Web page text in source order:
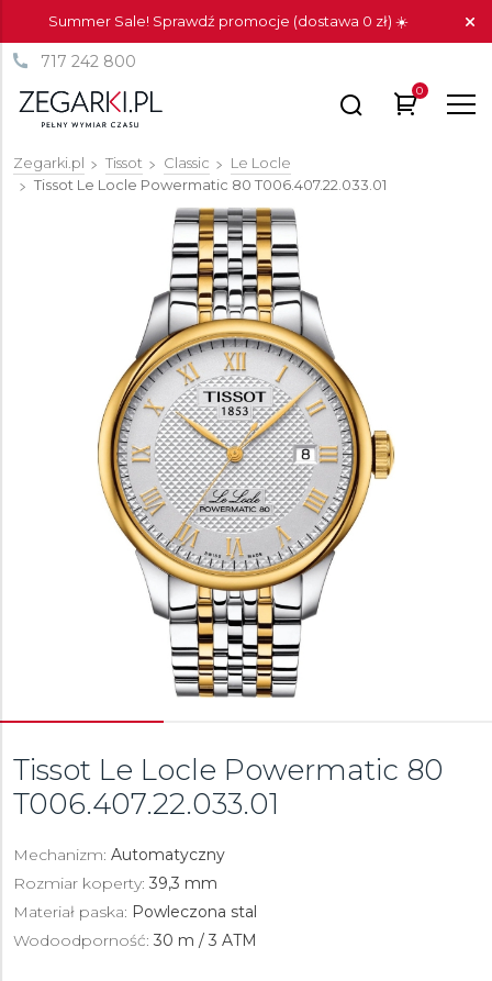
Summer Sale! Sprawdź promocje (dostawa 0 zł) ☀️
717 242 800
0
Zegarki.pl Tissot Classic
Le Locle
Tissot Le Locle Powermatic 80 T006.407.22.033.01
Tissot Le Locle Powermatic 80
T006.407.22.033.01
Mechanizm: Automatyczny
Rozmiar koperty: 39,3 mm
Materiał paska: Powleczona stal
Wodoodporność: 30 m / 3 ATM